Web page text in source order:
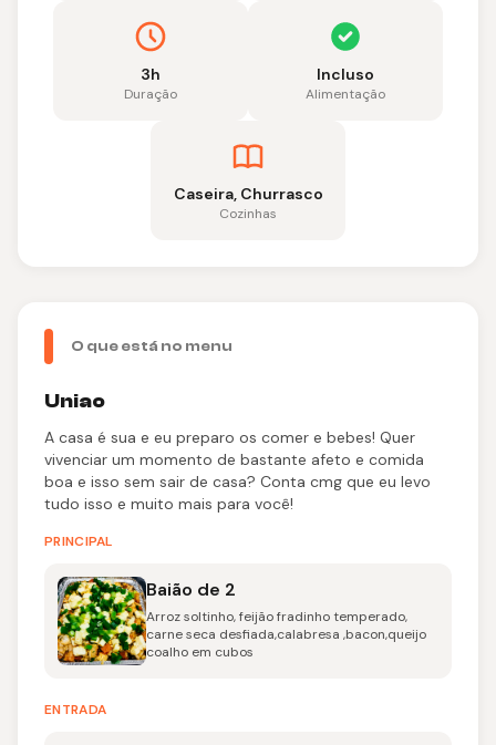
3h
Duração
Incluso
Alimentação
Caseira, Churrasco
Cozinhas
O que está no menu
Uniao
A casa é sua e eu preparo os comer e bebes! Quer
vivenciar um momento de bastante afeto e comida
boa e isso sem sair de casa? Conta cmg que eu levo
tudo isso e muito mais para você!
PRINCIPAL
Baião de 2
Arroz soltinho, feijão fradinho temperado,
carne seca desfiada,calabresa ,bacon,queijo
coalho em cubos
ENTRADA